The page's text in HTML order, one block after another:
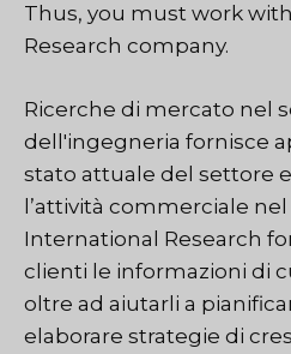
Thus, you must work
Research company.
Ricerche di mercato nel
dell'ingegneria fornisce
stato attuale del settore
l’attività commerciale nel
International Research
clienti le informazioni di
oltre ad aiutarli a
elaborare strategie di